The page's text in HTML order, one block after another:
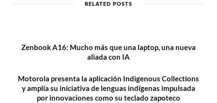
e
RELATED POSTS
Zenbook A16: Mucho más que una laptop, una nueva
aliada con IA
Motorola presenta la aplicación Indigenous Collections
y amplía su iniciativa de lenguas indígenas impulsada
por innovaciones como su teclado zapoteco